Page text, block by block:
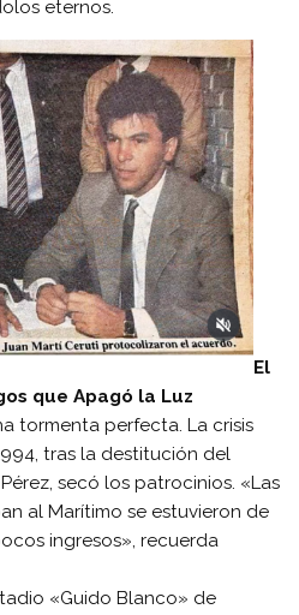
eternos.
El
que Apagó la Luz
tormenta perfecta. La crisis
tras la destitución del
secó los patrocinios. «Las
al Marítimo se estuvieron de
ingresos», recuerda
«Guido Blanco» de